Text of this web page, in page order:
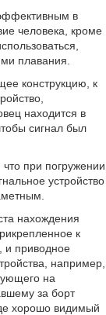
в
человека, кроме
плавания.
конструкцию, к
находится в
сигнал был
что при погружении
устройство
нахождения
к
и приводное
например,
на
за борт
хорошо видимый